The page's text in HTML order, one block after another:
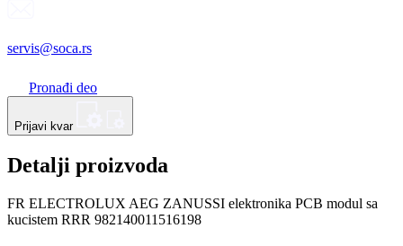
servis@soca.rs
Pronađi deo
Prijavi kvar
Detalji proizvoda
FR ELECTROLUX AEG ZANUSSI elektronika PCB modul sa
kucistem RRR 982140011516198